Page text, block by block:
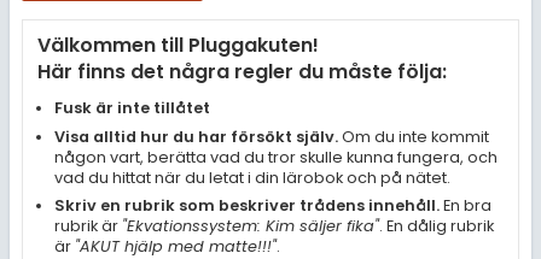
Välkommen till Pluggakuten!
Här finns det några regler du måste följa:
Fusk är inte tillåtet
Visa alltid hur du har försökt själv.Om du inte kommit
någon vart, berätta vad du tror skulle kunna fungera, och
vad du hittat när du letat i din lärobok och på nätet.
Skriv en rubrik som beskriver trådens innehåll.En bra
rubrik är "Ekvationssystem: Kim säljer fika". En dålig rubrik
är "AKUT hjälp med matte!!!".
Ekonomi
Övriga diskussioner
Livehjälpen